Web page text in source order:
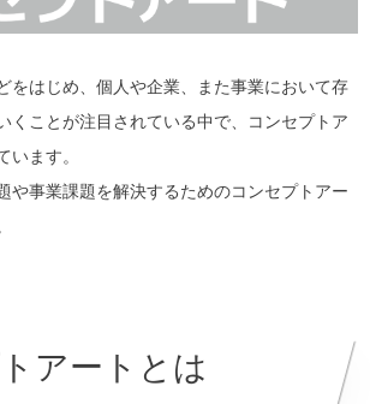
をはじめ、個人や企業、また事業において存
くことが注目されている中で、コンセプトア
います。
や事業課題を解決するためのコンセプトアー
アートとは